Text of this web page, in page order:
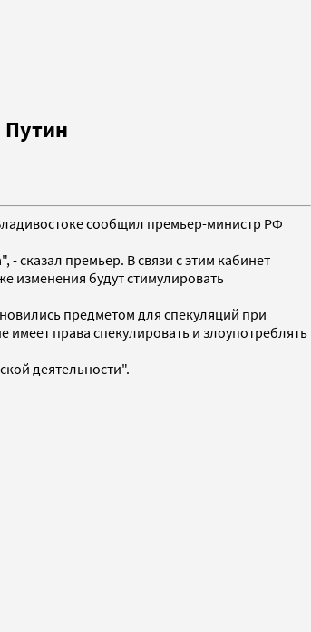
Путин
сообщил премьер-министр РФ
сказал премьер. В связи с этим кабинет
изменения будут стимулировать
предметом для спекуляций при
права спекулировать и злоупотреблять
деятельности".